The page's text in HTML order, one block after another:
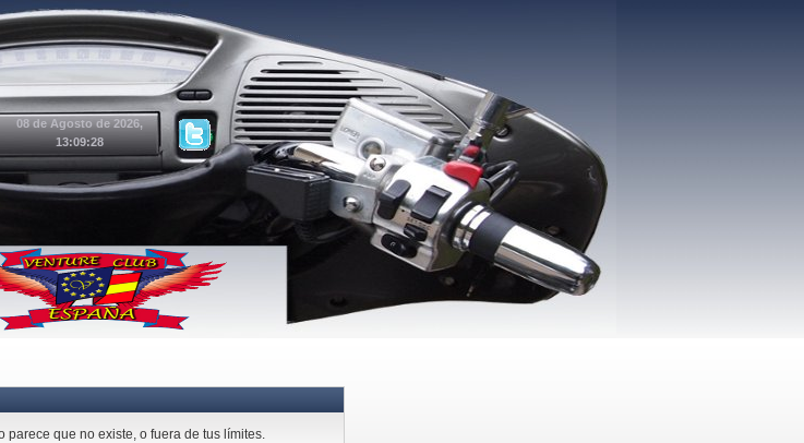
08 de Agosto de 2026,
13:09:28
parece que no existe, o fuera de tus límites.